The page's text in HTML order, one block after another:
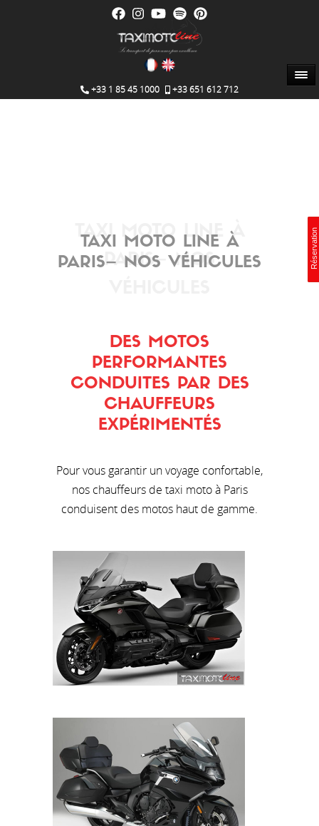
+33 1 85 45 1000 +33 651 612 712
TAXI MOTO LINE À
PARIS– NOS
TAXI MOTO LINE À
PARIS– NOS VÉHICULES
DES MOTOS
PERFORMANTES
CONDUITES PAR DES
CHAUFFEURS
EXPÉRIMENTÉS
Pour vous garantir un voyage confortable,
nos chauffeurs de taxi moto à Paris
conduisent des motos haut de gamme.
Réservation
Réservation
Réservation